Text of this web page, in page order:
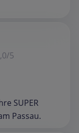
5
SUPER
Passau.